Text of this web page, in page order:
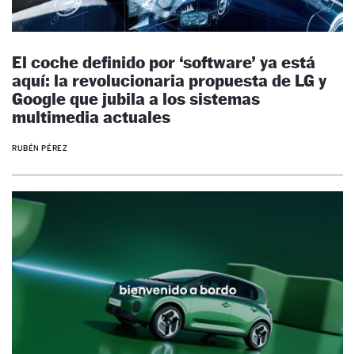
El coche definido por ‘software’ ya está
aquí: la revolucionaria propuesta de LG y
Google que jubila a los sistemas
multimedia actuales
RUBÉN PÉREZ